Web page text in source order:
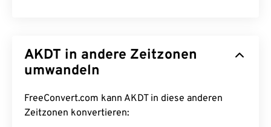
AKDT in andere Zeitzonen
umwandeln
FreeConvert.com kann AKDT in diese anderen
Zeitzonen konvertieren: